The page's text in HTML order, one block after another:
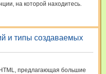
на которой находитесь.
и типы создаваемых
предлагающая большие